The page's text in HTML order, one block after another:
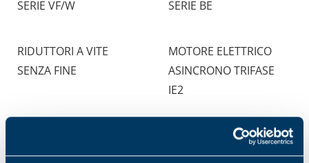
SERIE VF/W
RIDUTTORI A VITE
SENZA FINE
SERIE BE
MOTORE ELETTRICO
ASINCRONO TRIFASE
IE2